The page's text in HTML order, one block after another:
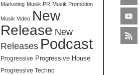
Marketing Musik PR Musik Promotion
Musik Video New
Release New
Releases Podcast
Progressive Progressive House
Progressive Techno